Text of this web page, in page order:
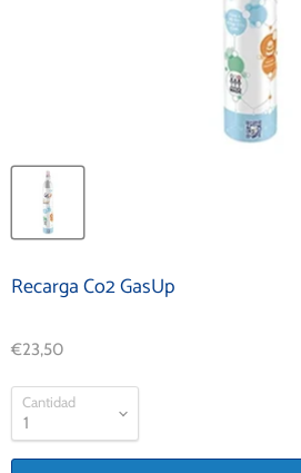
Recarga Co2 GasUp
€23,50
Cantidad